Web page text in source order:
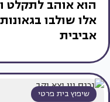
הוא אוהב לתקלט
אלו שולבו
אביבית
שיפוץ בית פרטי